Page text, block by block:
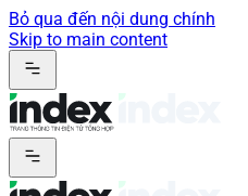
Bỏ qua đến nội dung chính
Skip to main content